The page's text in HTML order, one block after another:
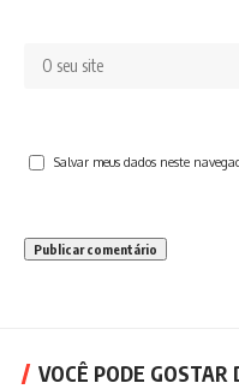
Salvar meus dados neste
VOCÊ PODE GOSTAR